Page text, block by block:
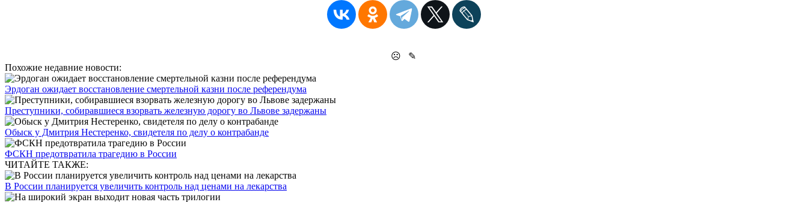
☹
✎
Похожие недавние новости:
Эрдоган ожидает восстановление смертельной казни после референдума
Преступники, собиравшиеся взорвать железную дорогу во Львове задержаны
Обыск у Дмитрия Нестеренко, свидетеля по делу о контрабанде
ФСКН предотвратила трагедию в России
ЧИТАЙТЕ ТАКЖЕ:
В России планируется увеличить контроль над ценами на лекарства